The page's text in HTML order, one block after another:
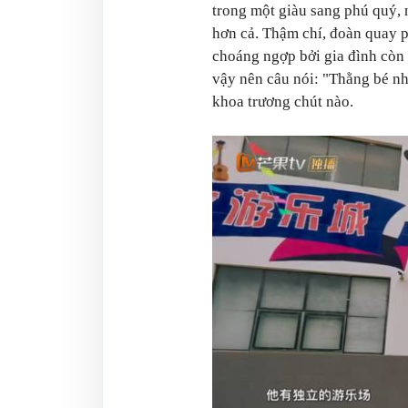
trong một giàu sang phú
hơn cả. Thậm chí, đoàn quay
choáng ngợp bởi gia đình
vậy nên câu nói: "Thằng bé
khoa trương chút nào.